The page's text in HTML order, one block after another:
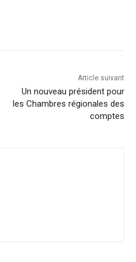
Article suivant
Un nouveau président pour
les Chambres régionales des
comptes